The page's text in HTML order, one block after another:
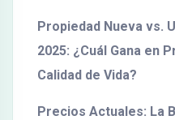
Propiedad Nueva vs.
2025: ¿Cuál Gana en
Calidad de Vida?
Precios Actuales: La